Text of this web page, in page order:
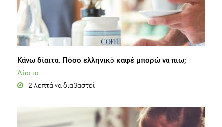
Κάνω δίαιτα. Πόσο ελληνικό καφέ μπορώ να πιω;
Δίαιτα
2 λεπτά να διαβαστεί